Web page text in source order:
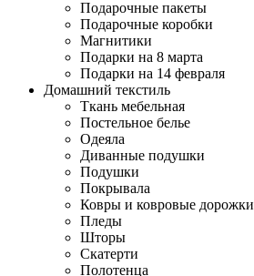
Подарочные пакеты
Подарочные коробки
Магнитики
Подарки на 8 марта
Подарки на 14 февраля
Домашний текстиль
Ткань мебельная
Постельное белье
Одеяла
Диванные подушки
Подушки
Покрывала
Ковры и ковровые дорожки
Пледы
Шторы
Скатерти
Полотенца